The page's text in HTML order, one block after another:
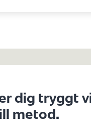
dig tryggt
metod.